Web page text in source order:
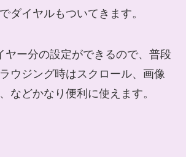
ダイヤルもついてきます。
ヤー分の設定ができるので、 普段
ウジング時はスクロール、画像
、などかなり便利に使えます。